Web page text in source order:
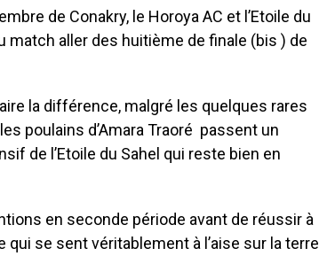
de Conakry, le Horoya AC et l’Etoile du
match aller des huitième de finale (bis ) de
la différence, malgré les quelques rares
poulains d’Amara Traoré passent un
de l’Etoile du Sahel qui reste bien en
en seconde période avant de réussir à
se sent véritablement à l’aise sur la terre